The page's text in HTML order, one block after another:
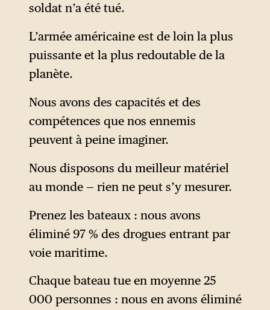
soldat n’a été tué.
L’armée américaine est de loin la plus
puissante et la plus redoutable de la
planète.
Nous avons des capacités et des
compétences que nos ennemis
peuvent à peine imaginer.
Nous disposons du meilleur matériel
au monde — rien ne peut s’y mesurer.
Prenez les bateaux : nous avons
éliminé 97 % des drogues entrant par
voie maritime.
Chaque bateau tue en moyenne 25
000 personnes : nous en avons éliminé